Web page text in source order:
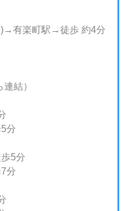
有楽町駅→徒歩 約4分
結）
分
5分
分